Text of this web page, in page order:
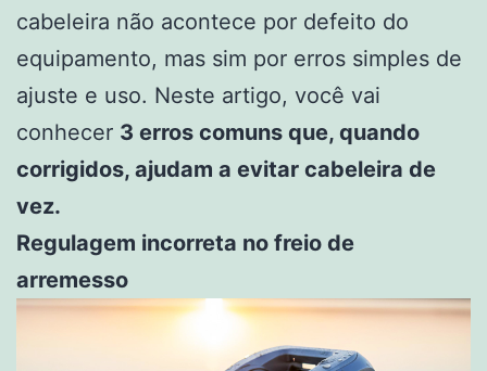
cabeleira não acontece por defeito do
equipamento, mas sim por erros simples de
ajuste e uso. Neste artigo, você vai
conhecer 3 erros comuns que, quando
corrigidos, ajudam a evitar cabeleira de
vez.
Regulagem incorreta no freio de
arremesso